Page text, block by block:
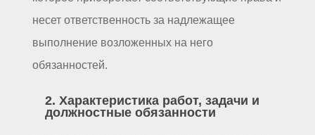
несет ответственность за надлежащее
выполнение возложенных на него
обязанностей.
2. Характеристика работ, задачи и
должностные обязанности